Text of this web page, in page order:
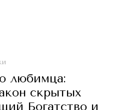
любимца:
скрытых
Богатство и